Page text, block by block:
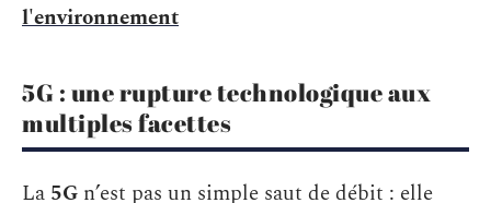
l'environnement
5G : une rupture technologique aux
multiples facettes
La 5G n’est pas un simple saut de débit : elle